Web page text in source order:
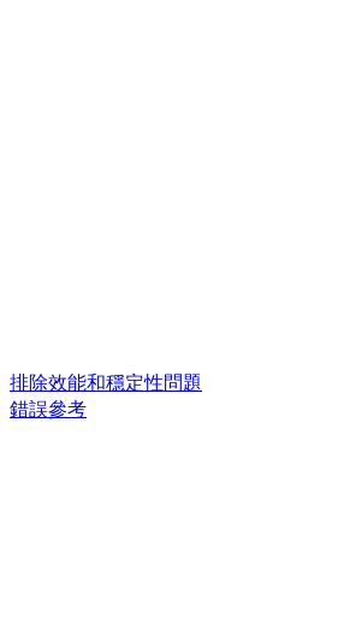
排除效能和穩定性問題
錯誤參考